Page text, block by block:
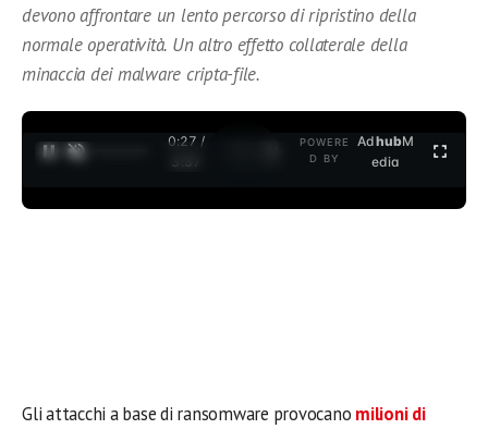
devono affrontare un lento percorso di ripristino della
normale operatività. Un altro effetto collaterale della
minaccia dei malware cripta-file.
0:27 /
3:37
POWERE
D BY
AdhubM
edia
Gli attacchi a base di ransomware provocano milioni di